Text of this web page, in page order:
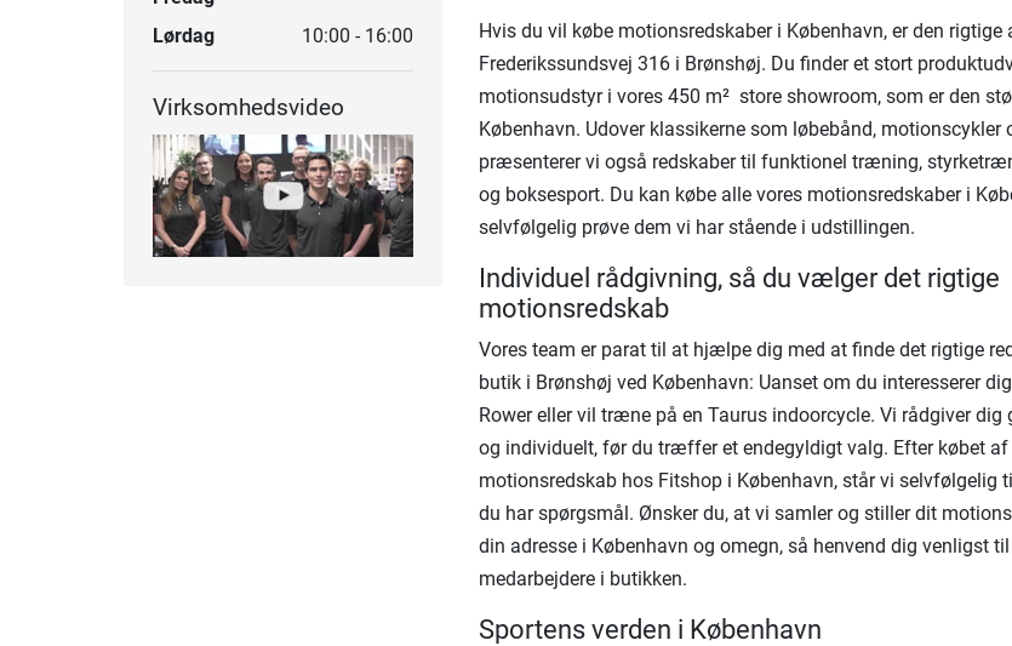
Lørdag 10:00 - 16:00
Virksomhedsvideo
Hvis du vil købe motionsredskaber i København, er den rigtige
Frederikssundsvej 316 i Brønshøj. Du finder et stort
motionsudstyr i vores 450 m² store showroom, som er den
København. Udover klassikerne som løbebånd, motionscykler
præsenterer vi også redskaber til funktionel træning,
og boksesport. Du kan købe alle vores motionsredskaber i
selvfølgelig prøve dem vi har stående i udstillingen.
Individuel rådgivning, så du vælger det rigtige
motionsredskab
Vores team er parat til at hjælpe dig med at finde det rigtige
butik i Brønshøj ved København: Uanset om du interesserer
Rower eller vil træne på en Taurus indoorcycle. Vi rådgiver dig
og individuelt, før du træffer et endegyldigt valg. Efter købet af
motionsredskab hos Fitshop i København, står vi selvfølgelig
du har spørgsmål. Ønsker du, at vi samler og stiller dit
din adresse i København og omegn, så henvend dig venligst
medarbejdere i butikken.
Sportens verden i København